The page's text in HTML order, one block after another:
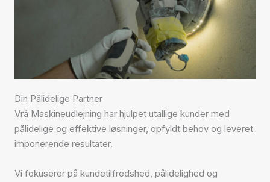
Din Pålidelige Partner
Vrå Maskineudlejning har hjulpet utallige kunder med
pålidelige og effektive løsninger, opfyldt behov og leveret
imponerende resultater.
Vi fokuserer på kundetilfredshed, pålidelighed og